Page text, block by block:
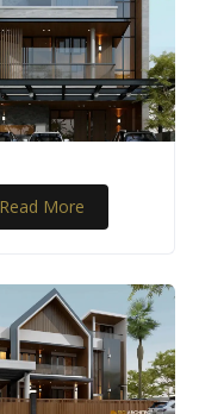
Read More